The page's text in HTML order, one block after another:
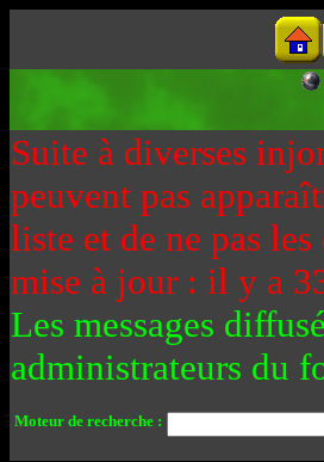
Suite à diverses
peuvent pas
liste et de ne pas
mise à jour : il y a
Les messages
administrateurs du
Moteur de recherche :